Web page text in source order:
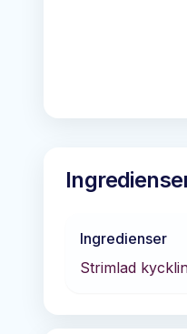
Ingredienser
Strimlad